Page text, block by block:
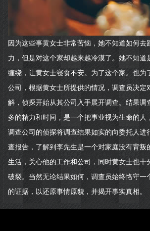
因为这些事黄女士非常苦恼，她不知道如何
力，但是对这个家却越来越冷漠了。她不知
缠绕，让黄女士寝食不安。为了这个家。也
公司，根据黄女士所提供的情况，调查员决
解，侦探开始从其公司入手展开调查。结果
多的精力和时间，是一个把事业视为生命的人
调查公司的侦探将调查结果如实的向委托人
查报告，了解到李先生是一个对家庭没有背
生活，关心他的工作和公司，同时黄女士也
破裂。当然无论结果如何，调查员始终恪守
的证据，以还原事情原貌，并揭开事实真相。